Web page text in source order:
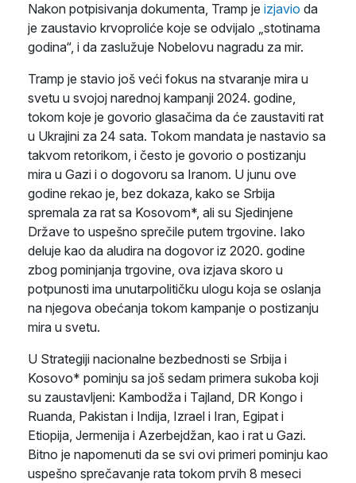
Nakon potpisivanja dokumenta, Tramp je izjavio da
je zaustavio krvoproliće koje se odvijalo „stotinama
godina“, i da zaslužuje Nobelovu nagradu za mir.
Tramp je stavio još veći fokus na stvaranje mira u
svetu u svojoj narednoj kampanji 2024. godine,
tokom koje je govorio glasačima da će zaustaviti rat
u Ukrajini za 24 sata. Tokom mandata je nastavio sa
takvom retorikom, i često je govorio o postizanju
mira u Gazi i o dogovoru sa Iranom. U junu ove
godine rekao je, bez dokaza, kako se Srbija
spremala za rat sa Kosovom*, ali su Sjedinjene
Države to uspešno sprečile putem trgovine. Iako
deluje kao da aludira na dogovor iz 2020. godine
zbog pominjanja trgovine, ova izjava skoro u
potpunosti ima unutarpolitičku ulogu koja se oslanja
na njegova obećanja tokom kampanje o postizanju
mira u svetu.
U Strategiji nacionalne bezbednosti se Srbija i
Kosovo* pominju sa još sedam primera sukoba koji
su zaustavljeni: Kambodža i Tajland, DR Kongo i
Ruanda, Pakistan i Indija, Izrael i Iran, Egipat i
Etiopija, Jermenija i Azerbejdžan, kao i rat u Gazi.
Bitno je napomenuti da se svi ovi primeri pominju kao
uspešno sprečavanje rata tokom prvih 8 meseci